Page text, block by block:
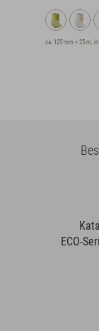
ca. 125 mm × 25 m,
ECO-